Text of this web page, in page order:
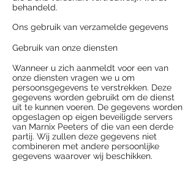
behandeld.
Ons gebruik van verzamelde gegevens
Gebruik van onze diensten
Wanneer u zich aanmeldt voor een van
onze diensten vragen we u om
persoonsgegevens te verstrekken. Deze
gegevens worden gebruikt om de dienst
uit te kunnen voeren. De gegevens worden
opgeslagen op eigen beveiligde servers
van Marnix Peeters of die van een derde
partij. Wij zullen deze gegevens niet
combineren met andere persoonlijke
gegevens waarover wij beschikken.